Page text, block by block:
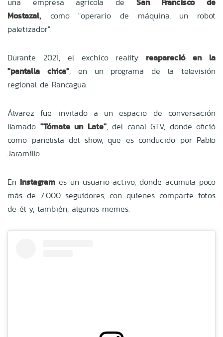
una empresa agrícola de
San Francisco de
Mostazal,
como "operario de máquina, un robot
paletizador".
Durante 2021, el exchico reality
reapareció en la
"pantalla chica", en un programa de la televisión
regional de Rancagua.
Álvarez fue invitado a un espacio de conversación
llamado "Tómate un Late", del canal GTV, donde ofició
como panelista del show, que es conducido por Pablo
Jaramillo.
En Instagram es un usuario activo, donde acumula poco
más de 7.000 seguidores, con quienes comparte fotos
de él y, también, algunos memes.